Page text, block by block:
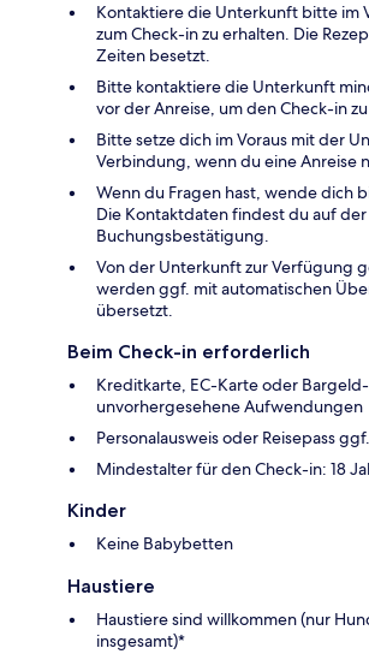
Kontaktiere die Unterkunft bitte im
zum Check-in zu erhalten. Die
Zeiten besetzt.
Bitte kontaktiere die Unterkunft
vor der Anreise, um den Check-in
Bitte setze dich im Voraus mit der
Verbindung, wenn du eine Anreise
Wenn du Fragen hast, wende dich
Die Kontaktdaten findest du auf der
Buchungsbestätigung.
Von der Unterkunft zur Verfügung
werden ggf. mit automatischen
übersetzt.
Beim Check-in erforderlich
Kreditkarte, EC-Karte oder
unvorhergesehene Aufwendungen
Personalausweis oder Reisepass
Mindestalter für den Check-in: 18
Kinder
Keine Babybetten
Haustiere
Haustiere sind willkommen (nur
insgesamt)*